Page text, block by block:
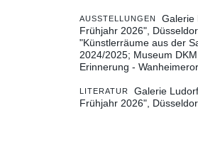
AUSSTELLUNGEN
Galerie
Frühjahr 2026",
"Künstlerräume aus der
2024/2025 Museum
Erinnerung -
LITERATUR
Galerie
Frühjahr 2026",